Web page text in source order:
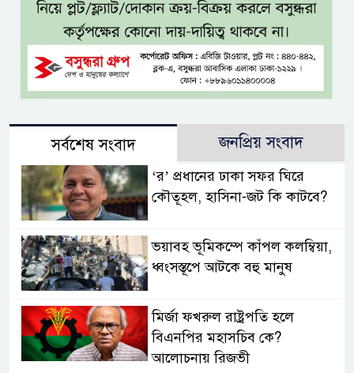
সর্বশেষ সংবাদ জনপ্রিয় সংবাদ
‘র’ প্রধানের ঢাকা সফর ঘিরে
কৌতূহল, হাসিনা-জট কি কাটবে?
ভয়াবহ ভূমিকম্পে কাঁপল কলম্বিয়া,
ধ্বংসস্তূপে আটকে বহু মানুষ
মির্জা ফখরুল রাষ্ট্রপতি হলে
বিএনপির মহাসচিব কে?
আলোচনায় রিজভী